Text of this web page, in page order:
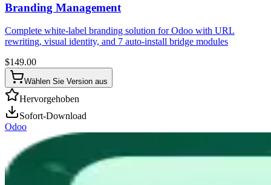
Branding Management
Complete white-label branding solution for Odoo with URL
rewriting, visual identity, and 7 auto-install bridge modules
$149.00
Wählen Sie Version aus
Hervorgehoben
Sofort-Download
Odoo